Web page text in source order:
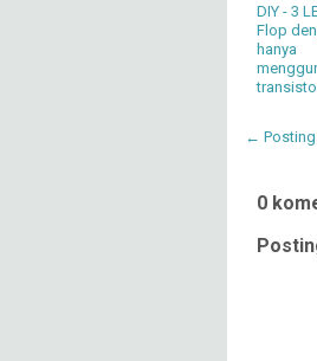
DIY - 3
Flop
hanya
← Posting
0